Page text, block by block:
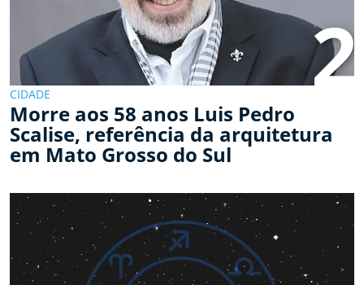
2
CIDADE
Morre aos 58 anos Luis Pedro
Scalise, referência da arquitetura
em Mato Grosso do Sul